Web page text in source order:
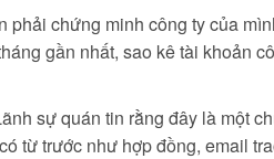
phải chứng minh công ty của
gần nhất, sao kê tài khoản
sự quán tin rằng đây là một
từ trước như hợp đồng, email